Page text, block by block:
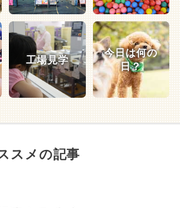
工場見学
今日は何の
日？
スメの記事